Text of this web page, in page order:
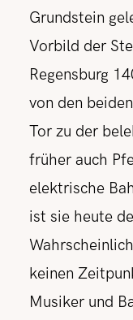
Grundstein
Vorbild der
Regensburg
von den
Tor zu der
früher auch
elektrische
ist sie heute
keinen
Musiker und